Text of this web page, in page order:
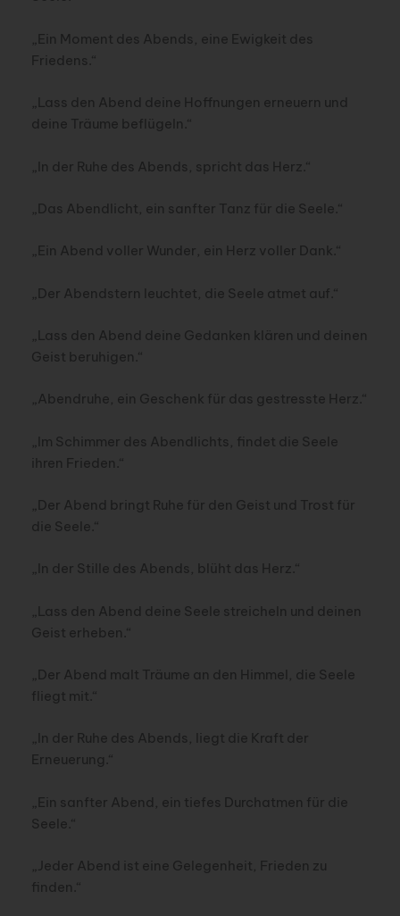
„Ein Moment des Abends, eine Ewigkeit des
Friedens.“
„Lass den Abend deine Hoffnungen erneuern und
deine Träume beflügeln.“
„In der Ruhe des Abends, spricht das Herz.“
„Das Abendlicht, ein sanfter Tanz für die Seele.“
„Ein Abend voller Wunder, ein Herz voller Dank.“
„Der Abendstern leuchtet, die Seele atmet auf.“
„Lass den Abend deine Gedanken klären und deinen
Geist beruhigen.“
„Abendruhe, ein Geschenk für das gestresste Herz.“
„Im Schimmer des Abendlichts, findet die Seele
ihren Frieden.“
„Der Abend bringt Ruhe für den Geist und Trost für
die Seele.“
„In der Stille des Abends, blüht das Herz.“
„Lass den Abend deine Seele streicheln und deinen
Geist erheben.“
„Der Abend malt Träume an den Himmel, die Seele
fliegt mit.“
„In der Ruhe des Abends, liegt die Kraft der
Erneuerung.“
„Ein sanfter Abend, ein tiefes Durchatmen für die
Seele.“
„Jeder Abend ist eine Gelegenheit, Frieden zu
finden.“